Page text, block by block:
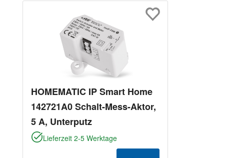
HOMEMATIC IP Smart Home
142721A0 Schalt-Mess-Aktor,
5 A, Unterputz
Lieferzeit 2-5 Werktage